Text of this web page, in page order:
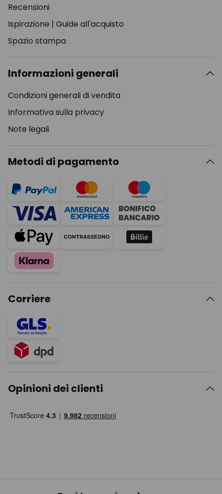
Recensioni
Ispirazione | Guide all'acquisto
Spazio stampa
Informazioni generali
Condizioni generali di vendita
Informativa sulla privacy
Note legali
Metodi di pagamento
Corriere
Opinioni dei clienti